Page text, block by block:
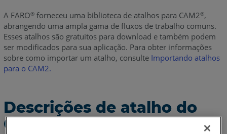
A FARO®forneceu uma biblioteca de atalhos para CAM2®,
abrangendo uma ampla gama de fluxos de trabalho comuns.
Esses atalhos são gratuitos para download e também podem
ser modificados para sua aplicação. Para obter informações
sobre como importar um atalho, consulte Importando atalhos
para o CAM2.
Descrições de atalho do
CAM2